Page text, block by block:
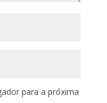
para a próxima